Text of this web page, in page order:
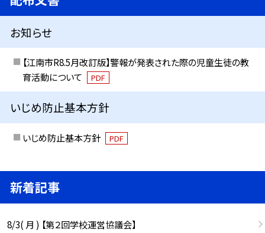
お知らせ
【江南市R8.5月改訂版】警報が発表された際の児童生徒の教
育活動について
PDF
いじめ防止基本方針
いじめ防止基本方針 PDF
新着記事
8/3( 月 ) 【第２回学校運営協議会】